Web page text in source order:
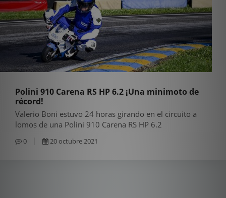
Polini 910 Carena RS HP 6.2 ¡Una minimoto de
récord!
Valerio Boni estuvo 24 horas girando en el circuito a
lomos de una Polini 910 Carena RS HP 6.2
0 20 octubre 2021